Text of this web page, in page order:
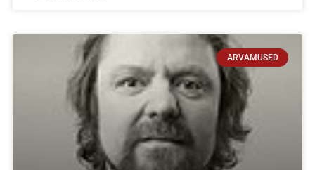
ARVAMUSED